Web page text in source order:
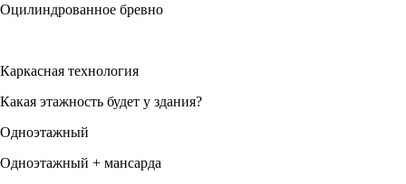
Оцилиндрованное бревно
Каркасная технология
Какая этажность будет у здания?
Одноэтажный
Одноэтажный + мансарда